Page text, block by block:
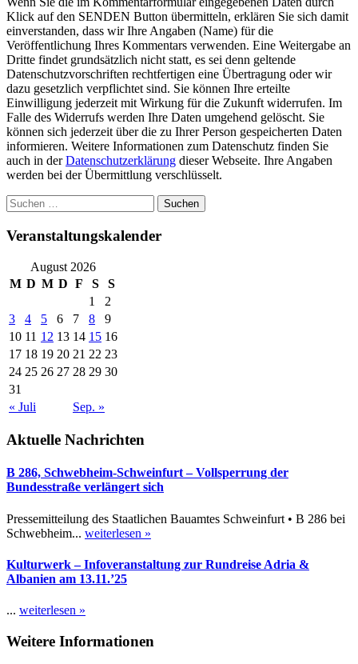
Klick auf den SENDEN Button übermitteln, erklären Sie sich damit
einverstanden, dass wir Ihre Angaben (Name) für die
Veröffentlichung Ihres Kommentars verwenden. Eine Weitergabe an
Dritte findet grundsätzlich nicht statt, es sei denn geltende
Datenschutzvorschriften rechtfertigen eine Übertragung oder wir
dazu gesetzlich verpflichtet sind. Sie können Ihre erteilte
Einwilligung jederzeit mit Wirkung für die Zukunft widerrufen. Im
Falle des Widerrufs werden Ihre Daten umgehend gelöscht. Sie
können sich jederzeit über die zu Ihrer Person gespeicherten Daten
informieren. Weitere Informationen zum Datenschutz finden Sie
auch in derDatenschutzerklärung dieser Webseite. Ihre Angaben
werden bei der Übermittlung verschlüsselt.
Suchen
nach:
Veranstaltungskalender
August 2026
M D M D F S
S
1
2
3
4 5 6 7 8
9
10 11 12 13 14 15 16
17 18 19 20 21 22 23
24 25 26 27 28 29 30
31
« Juli
Sep. »
Aktuelle Nachrichten
B 286, Schwebheim-Schweinfurt – Vollsperrung der
Bundesstraße verlängert sich
Pressemitteilung des Staatlichen Bauamtes Schweinfurt • B 286 bei
Schwebheim... weiterlesen »
Kulturwerk – Infoveranstaltung zur Rundreise Adria &
Albanien am 13.11.’25
... weiterlesen »
Weitere Informationen